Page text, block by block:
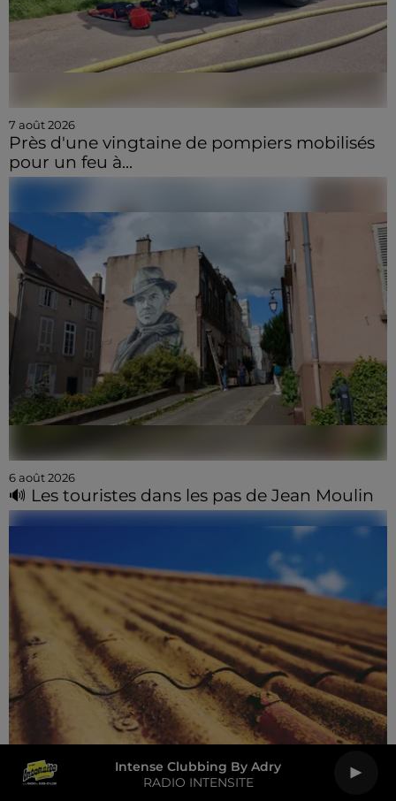
Intense Clubbing By Adry
RADIO INTENSITE
7 août 2026
Près d'une vingtaine de pompiers mobilisés
pour un feu à...
6 août 2026
🔊 Les touristes dans les pas de Jean Moulin